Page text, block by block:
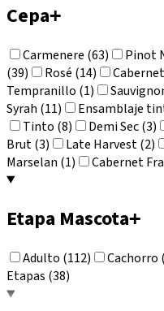
Cepa+
Carmenere (63) Pinot
(39)
Rosé (14)
Tempranillo (1)
Syrah (11)
Ensamblaje
Tinto (8)
Demi Sec (3)
Brut (3)
Late Harvest (2)
Marselan (1)
Cabernet
Etapa Mascota+
Adulto (112) Cachorro
Etapas (38)